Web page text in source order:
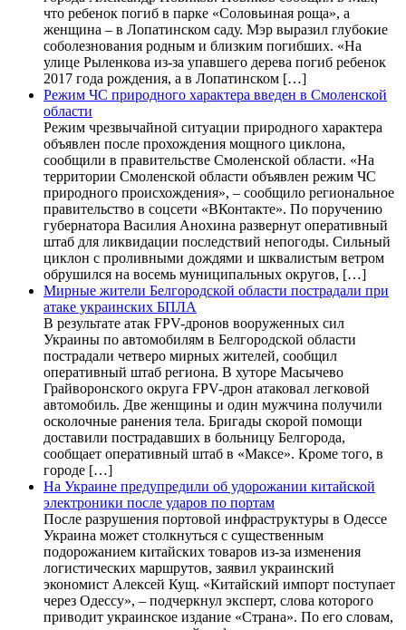
что ребенок погиб в парке «Соловьиная роща», а
женщина – в Лопатинском саду. Мэр выразил глубокие
соболезнования родным и близким погибших. «На
улице Рыленкова из-за упавшего дерева погиб ребенок
2017 года рождения, а в Лопатинском […]
Режим ЧС природного характера введен в Смоленской
области
Режим чрезвычайной ситуации природного характера
объявлен после прохождения мощного циклона,
сообщили в правительстве Смоленской области. «На
территории Смоленской области объявлен режим ЧС
природного происхождения», – сообщило региональное
правительство в соцсети «ВКонтакте». По поручению
губернатора Василия Анохина развернут оперативный
штаб для ликвидации последствий непогоды. Сильный
циклон с проливными дождями и шквалистым ветром
обрушился на восемь муниципальных округов, […]
Мирные жители Белгородской области пострадали при
атаке украинских БПЛА
В результате атак FPV-дронов вооруженных сил
Украины по автомобилям в Белгородской области
пострадали четверо мирных жителей, сообщил
оперативный штаб региона. В хуторе Масычево
Грайворонского округа FPV-дрон атаковал легковой
автомобиль. Две женщины и один мужчина получили
осколочные ранения тела. Бригады скорой помощи
доставили пострадавших в больницу Белгорода,
сообщает оперативный штаб в «Максе». Кроме того, в
городе […]
На Украине предупредили об удорожании китайской
электроники после ударов по портам
После разрушения портовой инфраструктуры в Одессе
Украина может столкнуться с существенным
подорожанием китайских товаров из-за изменения
логистических маршрутов, заявил украинский
экономист Алексей Кущ. «Китайский импорт поступает
через Одессу», – подчеркнул эксперт, слова которого
приводит украинское издание «Страна». По его словам,